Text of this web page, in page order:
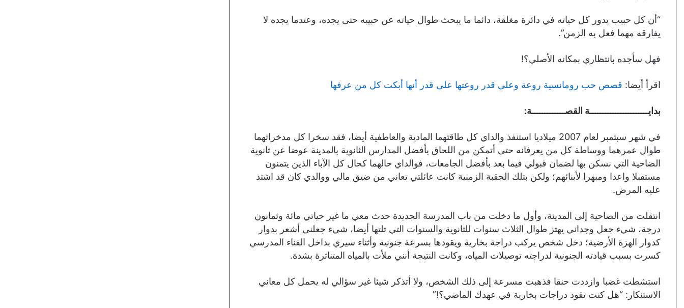
“أن كل حبيب يدور كل حياته في دائرة مغلقة، دائما ما يبحث طوال حياته عن حبيبه حتى يجده، وعندما يجده لا
يفارقه مهما فعل به الزمن”.
فهل سأجده بانتظاري بمكانه الأصلي؟!
اقرأ أيضا: قصص حب رومانسية روعة وعلى قدر روعتها على قدر أنها أبكت كل من عرفها
بدايـــــــــــــــــــــــة القصـــــــــــــة:
في شهر سبتمبر لعام 2007 ميلاديا استنفذ والداي كل طاقتهما المادية والعاطفية أيضا، فقد سخرا كل مدخراتهما
طوال عمرهما ووساطة كل من يعرفانه حتى أتمكن من اللحاق بأفضل المدارس الثانوية بالمدينة عوضا عن ثانوية
الضاحية التي نسكن بها لضمان قبولي فيما بعد بأفضل الجامعات، فوالداي حالهما كحال كل الآباء الذين يتمنون
مستقبلا واعدا ومبهرا لأبنائهم؛ ولكن بتلك الحقبة الزمنية كانت عائلتي تعاني من ضيق مالي ووالدي كان قد اشتد
عليه المرض.
انتقلت من الضاحية إلى المدينة، وأول ما دخلت من باب المدرسة الجديدة حدث معي ما غير حياتي مائة وثمانون
درجة، شيء جعل وجداني يهتز طوال الثلاث سنوات للثانوية والسنوات التي تلتها أيضا، شيء جعلني أشعر بدوار
كدوار الهزة الأرضية؛ دخل شخص يركب دراجة بخارية ويقودها بسرعة جنونية وأثناء سيري بداخل الفناء المدرسي
كسرت بسبب قيادته الجنونية لدراجته توصيلات المياه، وكانت النتيجة أنني ملأت بالمياه المتناثرة بشدة.
استشطت غضبا وازددت حنقا فذهبت مسرعة إلى ذلك الشخص، ولا أتذكر شيئا غير سؤالي له يحمل كل معاني
الاستنكار: “هل كنت تقود دراجات بخارية في عهدك الماضي؟!”